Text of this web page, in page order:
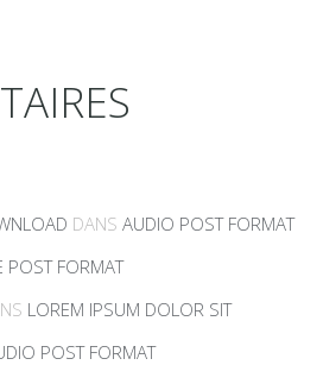
DANS AUDIO POST FORMAT
POST FORMAT
LOREM IPSUM DOLOR SIT
POST FORMAT